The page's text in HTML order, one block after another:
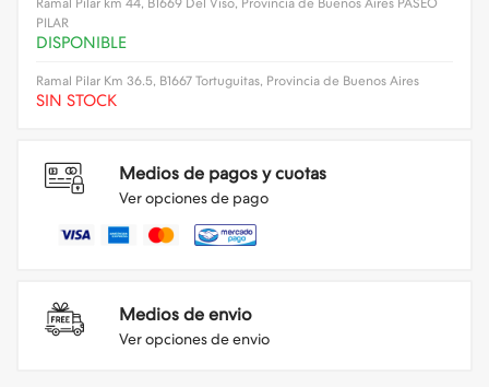
Ramal Pilar km 44, B1669 Del Viso, Provincia de Buenos Aires PASEO
PILAR
DISPONIBLE
Ramal Pilar Km 36.5, B1667 Tortuguitas, Provincia de Buenos Aires
SIN STOCK
Medios de pagos y cuotas
Ver opciones de pago
Medios de envio
Ver opciones de envio